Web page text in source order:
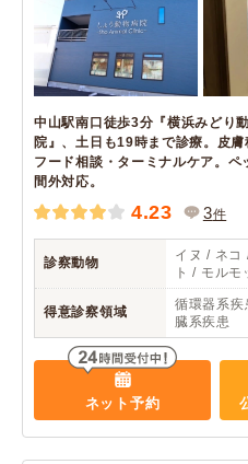
中山駅南口徒歩3分『横浜みどり
院』、土日も19時まで診療。皮
フード相談・ターミナルケア。
間外対応。
4.23 3件
診察動物
イヌ / ネコ
ト / モルモ
得意診察領域
循環器系疾
臓系疾患
ネット予約